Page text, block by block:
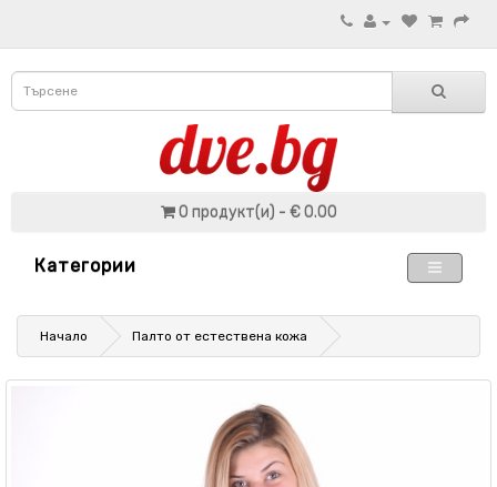
0 продукт(и) - € 0.00
Категории
Начало Палто от естествена кожа